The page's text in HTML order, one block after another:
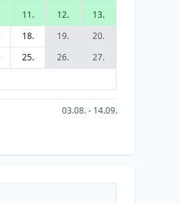
11. 12.
13.
18. 19.
20.
25. 26.
27.
03.08. - 14.09.